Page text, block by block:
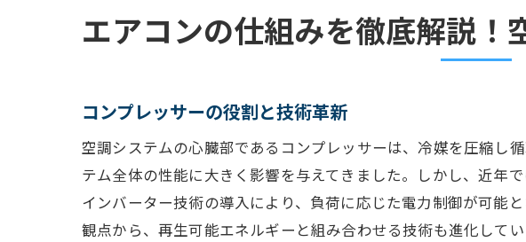
持続可能性
未来の空調
メンテナン
季節ごとの
空調システ
快適性を維
エアコンの仕組みを徹底解説！
コンプレッサーの役割と技術革新
空調システムの心臓部であるコンプレッサーは、冷媒を圧縮し
テム全体の性能に大きく影響を与えてきました。しかし、近年
インバーター技術の導入により、負荷に応じた電力制御が可能
観点から、再生可能エネルギーと組み合わせる技術も進化して